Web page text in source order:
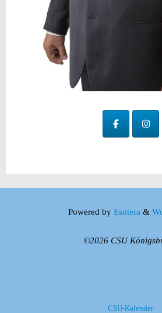
Powered by Esotera &
©2026 CSU
CSU-Kalender